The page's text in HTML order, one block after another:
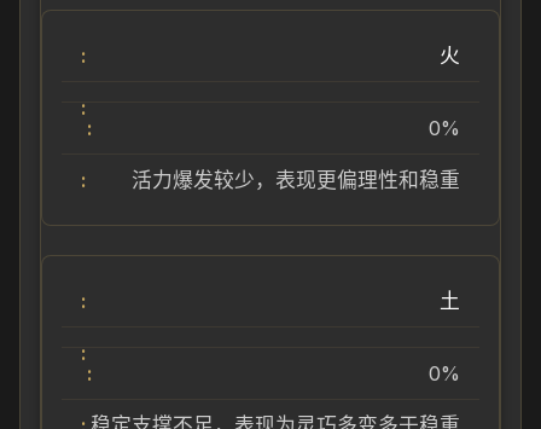
火
0%
活力爆发较少，表现更偏理性和稳重
土
0%